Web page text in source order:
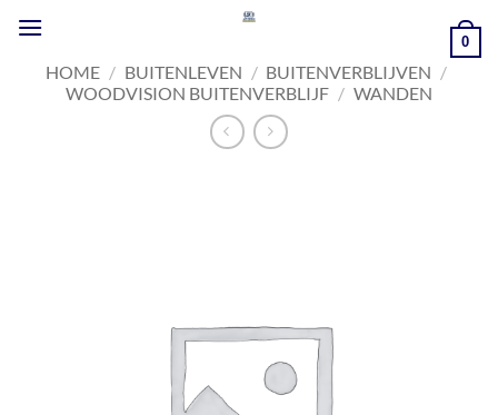
naar
inhoud
0
HOME / BUITENLEVEN / BUITENVERBLIJVEN /
WOODVISION BUITENVERBLIJF / WANDEN